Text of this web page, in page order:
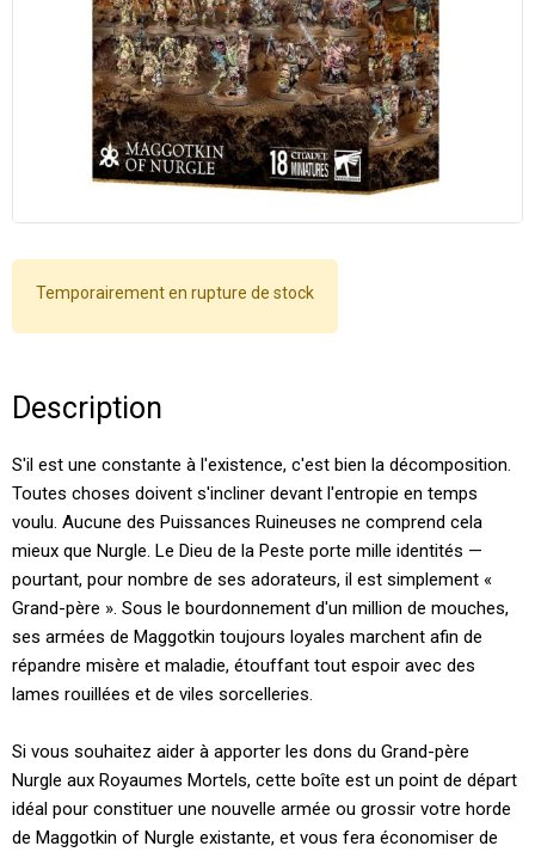
Temporairement en rupture de stock
Description
S'il est une constante à l'existence, c'est bien la décomposition.
Toutes choses doivent s'incliner devant l'entropie en temps
voulu. Aucune des Puissances Ruineuses ne comprend cela
mieux que Nurgle. Le Dieu de la Peste porte mille identités —
pourtant, pour nombre de ses adorateurs, il est simplement «
Grand-père ». Sous le bourdonnement d'un million de mouches,
ses armées de Maggotkin toujours loyales marchent afin de
répandre misère et maladie, étouffant tout espoir avec des
lames rouillées et de viles sorcelleries.
Si vous souhaitez aider à apporter les dons du Grand-père
Nurgle aux Royaumes Mortels, cette boîte est un point de départ
idéal pour constituer une nouvelle armée ou grossir votre horde
de Maggotkin of Nurgle existante, et vous fera économiser de